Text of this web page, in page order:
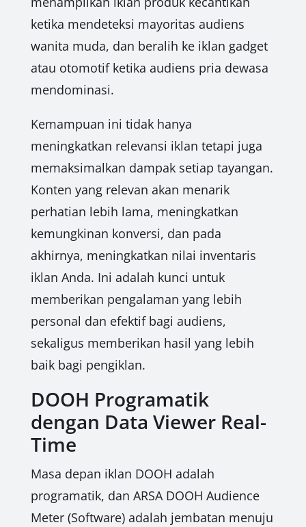
ketika mendeteksi mayoritas audiens
wanita muda, dan beralih ke iklan gadget
atau otomotif ketika audiens pria dewasa
mendominasi.
Kemampuan ini tidak hanya
meningkatkan relevansi iklan tetapi juga
memaksimalkan dampak setiap tayangan.
Konten yang relevan akan menarik
perhatian lebih lama, meningkatkan
kemungkinan konversi, dan pada
akhirnya, meningkatkan nilai inventaris
iklan Anda. Ini adalah kunci untuk
memberikan pengalaman yang lebih
personal dan efektif bagi audiens,
sekaligus memberikan hasil yang lebih
baik bagi pengiklan.
DOOH Programatik
dengan Data Viewer Real-
Time
Masa depan iklan DOOH adalah
programatik, dan ARSA DOOH Audience
Meter (Software) adalah jembatan menuju